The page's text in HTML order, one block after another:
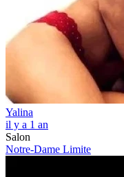
Yalina
il y a 1 an
Salon
Notre-Dame Limite